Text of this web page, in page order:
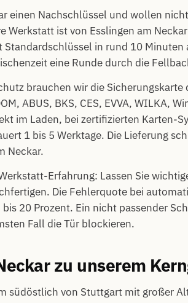
einen Nachschlüssel und wollen
ist von Esslingen am
in rund 10 Minuten
eine Runde durch die
brauchen wir die Sicherungskarte
ABUS, BKS, CES, EVVA, WILKA,
im Laden, bei zertifizierten Karten-
1 bis 5 Werktage. Die Lieferung
Neckar.
Erfahrung: Lassen Sie
Die Fehlerquote bei
20 Prozent. Ein nicht passender
Fall die Tür blockieren.
zu unserem
südöstlich von Stuttgart mit großer